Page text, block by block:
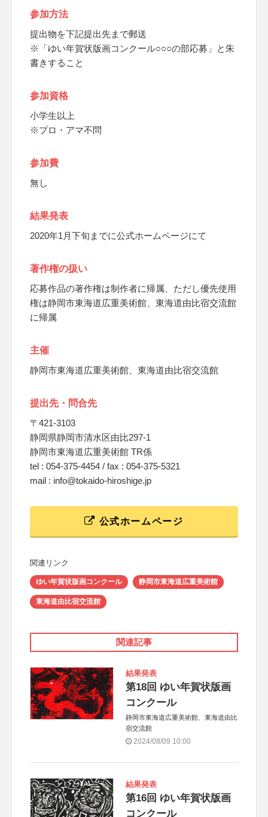
参加方法
提出物を下記提出先まで郵送
※「ゆい年賀状版画コンクール○○○の部応募」と朱
書きすること
参加資格
小学生以上
※プロ・アマ不問
参加費
無し
結果発表
2020年1月下旬までに公式ホームページにて
著作権の扱い
応募作品の著作権は制作者に帰属、ただし優先使用
権は静岡市東海道広重美術館、東海道由比宿交流館
に帰属
主催
静岡市東海道広重美術館、東海道由比宿交流館
提出先・問合先
〒421-3103
静岡県静岡市清水区由比297-1
静岡市東海道広重美術館 TR係
tel : 054-375-4454 / fax : 054-375-5321
mail : info@tokaido-hiroshige.jp
公式ホームページ
関連リンク
ゆい年賀状版画コンクール 静岡市東海道広重美術館
東海道由比宿交流館
関連記事
結果発表
第18回 ゆい年賀状版画
コンクール
静岡市東海道広重美術館、東海道由比
宿交流館
2024/08/09 10:00
結果発表
第16回 ゆい年賀状版画
コンクール